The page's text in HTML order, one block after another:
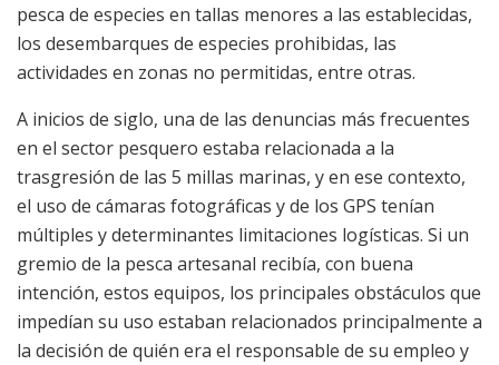
pesca de especies en tallas menores a las establecidas,
los desembarques de especies prohibidas, las
actividades en zonas no permitidas, entre otras.
A inicios de siglo, una de las denuncias más frecuentes
en el sector pesquero estaba relacionada a la
trasgresión de las 5 millas marinas, y en ese contexto,
el uso de cámaras fotográficas y de los GPS tenían
múltiples y determinantes limitaciones logísticas. Si un
gremio de la pesca artesanal recibía, con buena
intención, estos equipos, los principales obstáculos que
impedían su uso estaban relacionados principalmente a
la decisión de quién era el responsable de su empleo y